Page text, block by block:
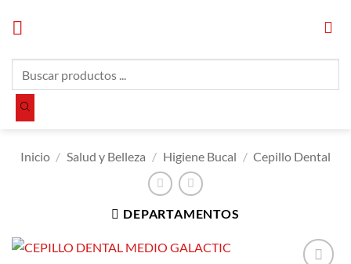
productos
Inicio / Salud y Belleza / Higiene Bucal / Cepillo Dental
DEPARTAMENTOS